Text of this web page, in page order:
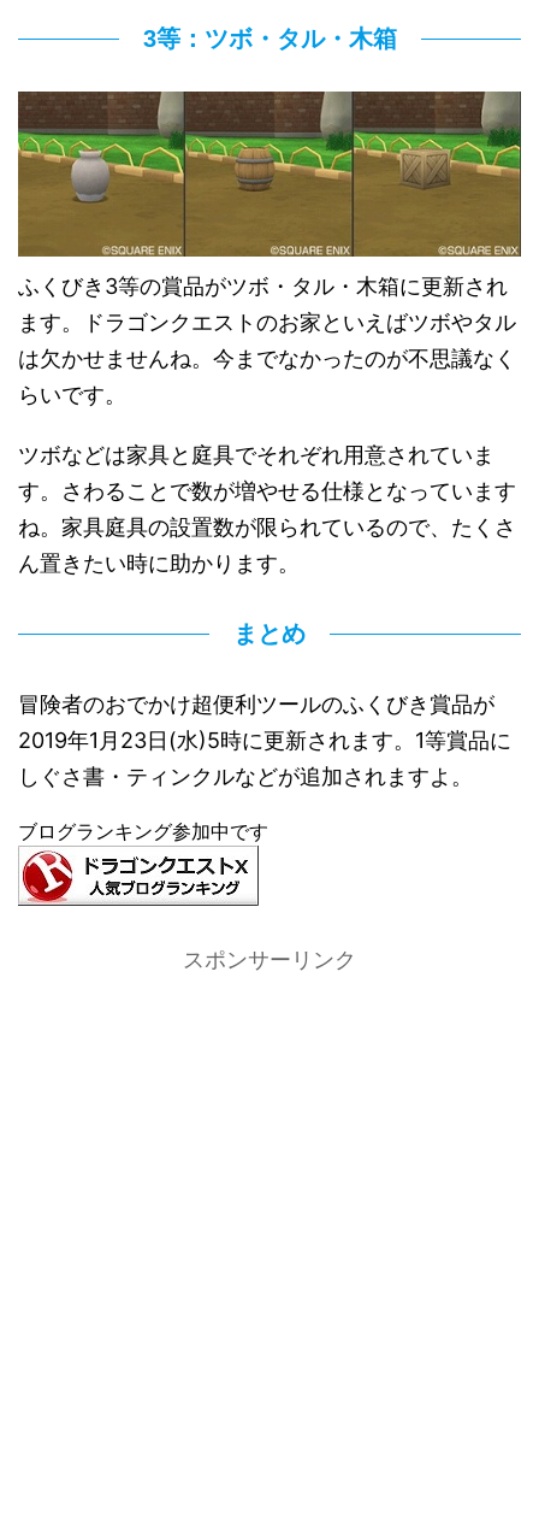
3等：ツボ・タル・木箱
ふくびき3等の賞品がツボ・タル・木箱に更新され
ます。ドラゴンクエストのお家といえばツボやタル
は欠かせませんね。今までなかったのが不思議なく
らいです。
ツボなどは家具と庭具でそれぞれ用意されていま
す。さわることで数が増やせる仕様となっています
ね。家具庭具の設置数が限られているので、たくさ
ん置きたい時に助かります。
まとめ
冒険者のおでかけ超便利ツールのふくびき賞品が
2019年1月23日(水)5時に更新されます。1等賞品に
しぐさ書・ティンクルなどが追加されますよ。
ブログランキング参加中です
スポンサーリンク